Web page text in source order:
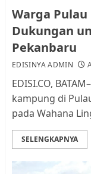
2
3
Warga
Dukungan
Pekanbaru
EDISINYA ADMIN
EDISI.CO,
kampung di
pada Wahana
SELENGKAPNYA